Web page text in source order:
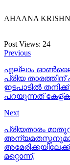
AHAANA
Post Views: 24
Previous
എല്ലാം
പ്രിയ
ഇടപാടിൽ തനിക്ക്
പറയുന്നത്
Next
പ്രിയതാരം
മറ്റൊന്ന്,